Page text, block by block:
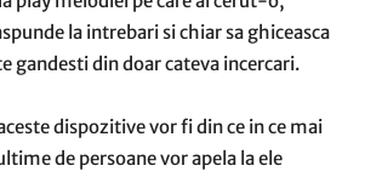
la intrebari si chiar sa ghiceasca
gandesti din doar cateva incercari.
dispozitive vor fi din ce in ce mai
de persoane vor apela la ele